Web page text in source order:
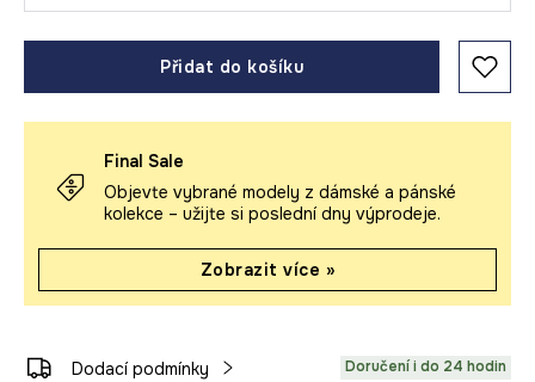
Přidat do košíku
Final Sale
Objevte vybrané modely z dámské a pánské
kolekce – užijte si poslední dny výprodeje.
Zobrazit více »
Dodací podmínky Doručení i do 24 hodin